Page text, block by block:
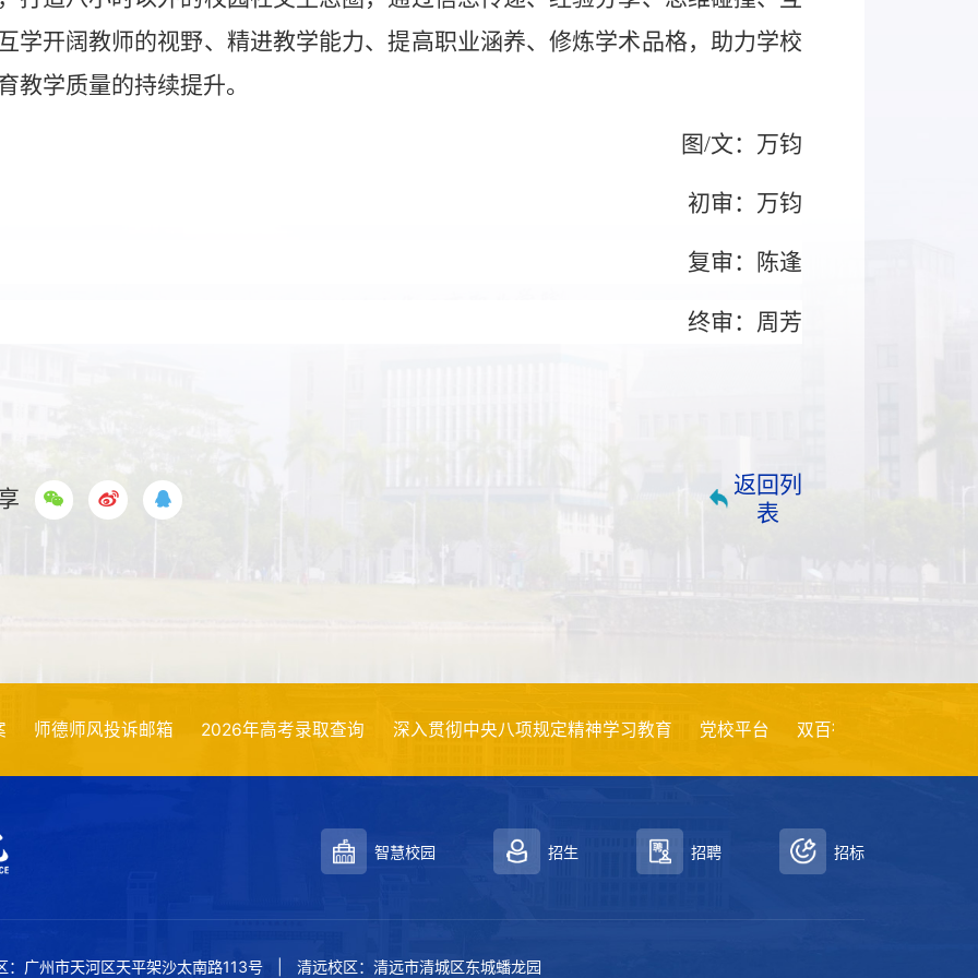
学开阔教师的视野、精进教学能力、提高职业涵养、修炼学术品格，助力学校
教学质量的持续提升。
图/文：万钧
初审：万钧
复审：陈逢
终审：周芳
返回列
表
投诉邮箱 2026年高考录取查询 深入贯彻中央八项规定精神学习教育 党校平台 双百行动 创新创业
智慧校园 招生 招聘 招标
：广州市天河区天平架沙太南路113号 清远校区：清远市清城区东城蟠龙园